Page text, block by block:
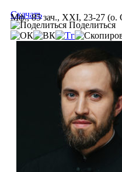
Мф., 85 зач., XXI, 23-27 (о.
Скачать
Поделиться